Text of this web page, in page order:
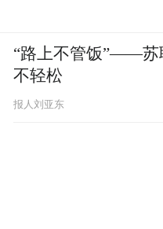
“路上不管饭”——苏
不轻松
报人刘亚东